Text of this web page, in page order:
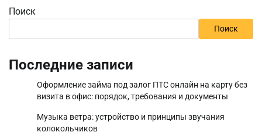
Поиск
Поиск
Последние записи
Оформление займа под залог ПТС онлайн на карту без
визита в офис: порядок, требования и документы
Музыка ветра: устройство и принципы звучания
колокольчиков